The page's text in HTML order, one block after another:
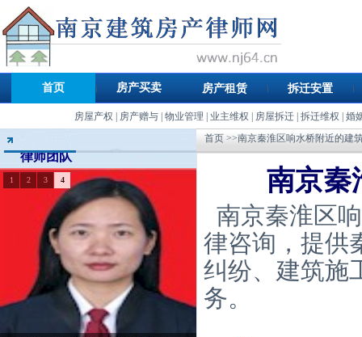
首页 房产买卖 房产租赁 拆迁安置
房屋产权 房产赠与| 物业管理 业主维权 房屋拆迁| 拆迁维权 婚
律师团队
1 2 3 4
首页 >>南京秦淮区响水桥附近的建
南京秦
南京秦淮区
律咨询，提供
纠纷、建筑施
务。